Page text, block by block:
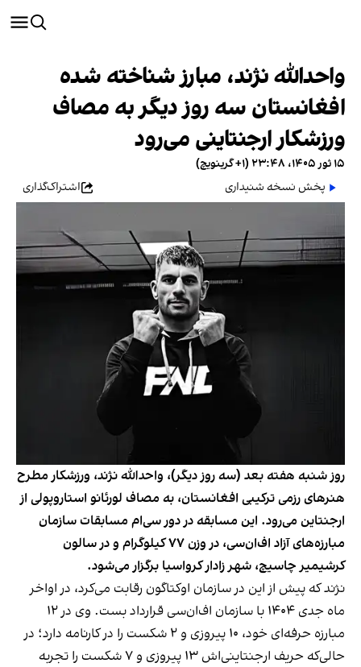
واحدالله نژند، مبارز شناخته شده
افغانستان سه روز دیگر به مصاف
ورزشکار ارجنتاینی می‌رود
۱۵ ثور ۱۴۰۵، ۲۳:۴۸ (‎+۱ گرینویچ)
پخش نسخه شنیداری
اشتراک‌گذاری
روز شنبه هفته بعد (سه روز دیگر)، واحدالله نژند، ورزشکار مطرح
هنرهای رزمی ترکیبی افغانستان، به مصاف لورئانو استاروپولی از
ارجنتاین می‌رود. این مسابقه در دور سی‌ام مسابقات سازمان
مبارزه‌های آزاد اف‌ان‌سی، در وزن ۷۷ کیلوگرام و در سالون
کرشیمیر چاسیچ، شهر زادار کرواسیا برگزار می‌شود.
نژند که پیش از این در سازمان اوکتاگون رقابت می‌کرد، در اواخر
ماه جدی ۱۴۰۴ با سازمان اف‌ان‌سی قرارداد بست. وی در ۱۲
مبارزه حرفه‌ای خود، ۱۰ پیروزی و ۲ شکست را در کارنامه دارد؛ در
حالی‌که حریف ارجنتاینی‌اش ۱۳ پیروزی و ۷ شکست را تجربه